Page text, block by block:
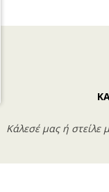
Κάλεσέ μας ή στείλε